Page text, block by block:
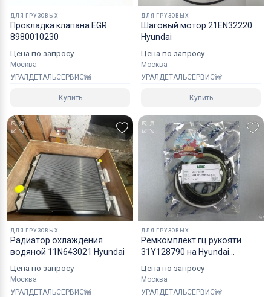
Коробки оптимального размера и с
надежным уровнем защиты.
мероприятия по оформлению документов и
перевозке вашего заказа в любой регион РФ, в
ДЛЯ ГРУЗОВЫХ
Прокладка клапана EGR
8980010230
Цена по запросу
Москва
УРАЛДЕТАЛЬСЕРВИС
Купить
ДЛЯ ГРУЗОВЫХ
Шаговый мотор 21EN32220
Hyundai
Цена по запросу
Москва
УРАЛДЕТАЛЬСЕРВИС
Купить
ДЛЯ ГРУЗОВЫХ
Радиатор охлаждения
водяной 11N643021 Hyundai
Цена по запросу
Москва
УРАЛДЕТАЛЬСЕРВИС
ДЛЯ ГРУЗОВЫХ
Ремкомплект гц рукояти
31Y128790 на Hyundai
Цена по запросу
Москва
УРАЛДЕТАЛЬСЕРВИС